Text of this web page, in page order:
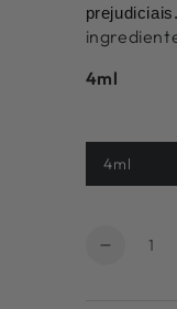
prejudiciais.
4ml
4ml
Variante
esgotada
Quantidade
Diminuir